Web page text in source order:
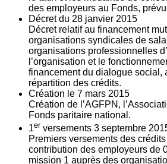
des employeurs au Fonds,
Décret du 28 janvier 2015
Décret relatif au financement
organisations syndicales de
organisations professionnelles
l’organisation et le
financement du dialogue social,
répartition des crédits.
Création le 7 mars 2015
Création de l’AGFPN,
Fonds paritaire national.
1er versements 3 septembre
Premiers versements des
contribution des employeurs de
mission 1 auprès des